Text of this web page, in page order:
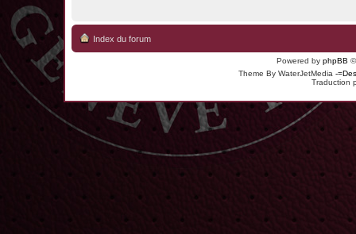
Index du forum
Powered by phpBB
Theme By WaterJetMedia -
Traduction